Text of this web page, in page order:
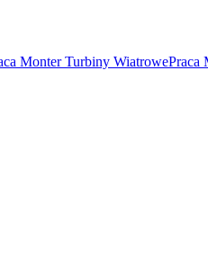
Monter Turbiny WiatrowePraca